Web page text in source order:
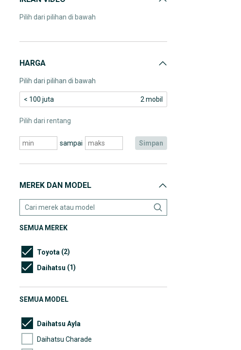
Pilih dari pilihan di bawah
HARGA
Pilih dari pilihan di bawah
< 100 juta 2 mobil
Pilih dari rentang
sampai simpan
MEREK DAN MODEL
SEMUA MEREK
Toyota (2)
Daihatsu (1)
SEMUA MODEL
Daihatsu Ayla
Daihatsu Charade